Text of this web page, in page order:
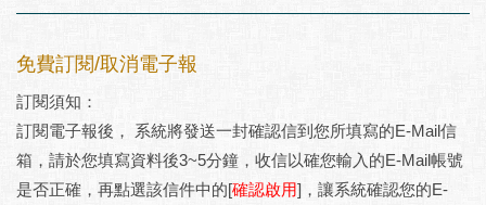
免費訂閱/取消電子報
訂閱須知：
訂閱電子報後， 系統將發送一封確認信到您所填寫的E-Mail信
箱，請於您填寫資料後3~5分鐘，收信以確您輸入的E-Mail帳號
是否正確，再點選該信件中的[確認啟用]，讓系統確認您的E-